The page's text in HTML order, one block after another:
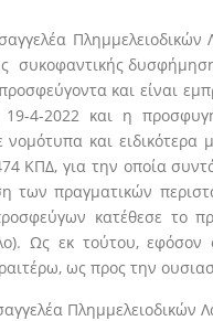
Πλημμελειοδικών
συκοφαντικής
και είναι
4-2022 και η
και ειδικότερα
για την οποία
πραγματικών
κατέθεσε το
εκ τούτου, εφόσον
ως προς την
Πλημμελειοδικών